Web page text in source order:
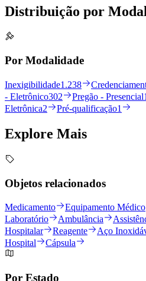
Distribuição por
Por Modalidade
Inexigibilidade1.238
- Eletrônico302 Pregão - Presencial
Eletrônica2 Pré-qualificação1
Explore Mais
Objetos relacionados
Medicamento Equipamento Médico
Laboratório
Ambulância
Hospitalar
Reagente Aço
Hospital
Cápsula
Por Estado